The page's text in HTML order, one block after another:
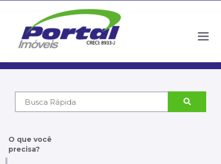
O que você
precisa?